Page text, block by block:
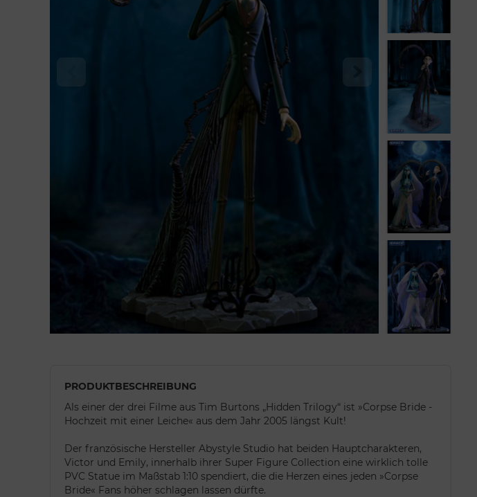
PRODUKTBESCHREIBUNG
Als einer der drei Filme aus Tim Burtons „Hidden Trilogy“ ist »Corpse Bride -
Hochzeit mit einer Leiche« aus dem Jahr 2005 längst Kult!
Der französische Hersteller Abystyle Studio hat beiden Hauptcharakteren,
Victor und Emily, innerhalb ihrer Super Figure Collection eine wirklich tolle
PVC Statue im Maßstab 1:10 spendiert, die die Herzen eines jeden »Corpse
Bride« Fans höher schlagen lassen dürfte.